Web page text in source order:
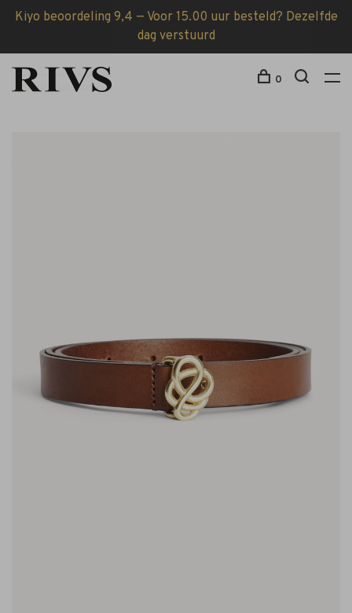
Kiyo beoordeling 9,4 — Voor 15.00 uur besteld? Dezelfde
dag verstuurd
0